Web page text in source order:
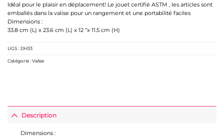
Idéal pour le plaisir en déplacement! Le jouet certifié ASTM , les articles sont
emballés dans la valise pour un rangement et une portabilité faciles
Dimensions :
33.8 cm (L) x 23.6 cm (L) x 12 “x 11.5 cm (H)
UGS : DH33
Catégorie :Valise
Description
Dimensions :